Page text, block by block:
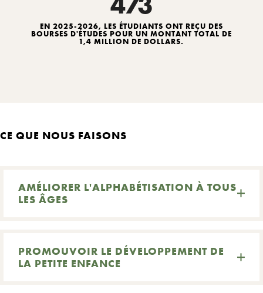
EN 2025-2026, LES ÉTUDIANTS ONT REÇU DES
BOURSES D'ÉTUDES POUR UN MONTANT TOTAL DE
1,4 MILLION DE DOLLARS.
CE QUE NOUS FAISONS
AMÉLIORER L'ALPHABÉTISATION À TOUS
LES ÂGES
PROMOUVOIR LE DÉVELOPPEMENT DE
LA PETITE ENFANCE